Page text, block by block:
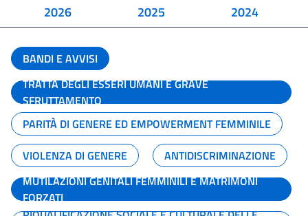
2026 2025 2024
BANDI E AVVISI
TRATTA DEGLI ESSERI UMANI E GRAVE
SFRUTTAMENTO
PARITÀ DI GENERE ED EMPOWERMENT FEMMINILE
VIOLENZA DI GENERE
ANTIDISCRIMINAZIONE
MUTILAZIONI GENITALI FEMMINILI E MATRIMONI
FORZATI